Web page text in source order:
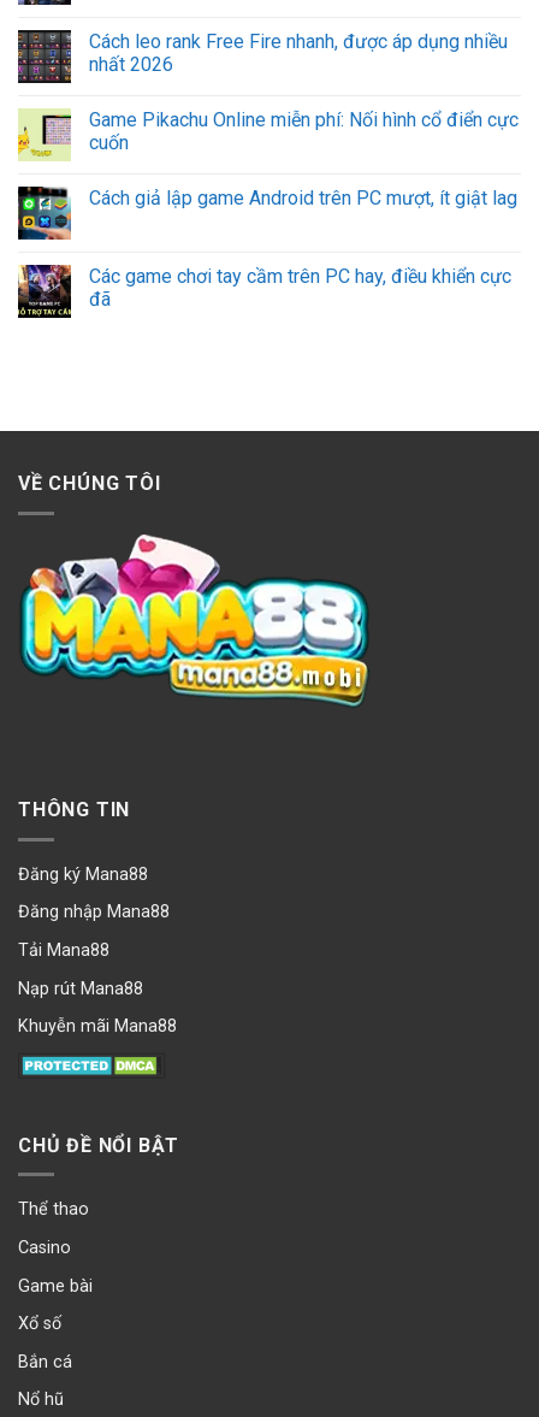
Cách leo rank Free Fire nhanh, được áp dụng nhiều
nhất 2026
Game Pikachu Online miễn phí: Nối hình cổ điển cực
cuốn
Cách giả lập game Android trên PC mượt, ít giật lag
Các game chơi tay cầm trên PC hay, điều khiển cực
đã
VỀ CHÚNG TÔI
THÔNG TIN
Đăng ký Mana88
Đăng nhập Mana88
Tải Mana88
Nạp rút Mana88
Khuyễn mãi Mana88
CHỦ ĐỀ NỔI BẬT
Thể thao
Casino
Game bài
Xổ số
Bắn cá
Nổ hũ